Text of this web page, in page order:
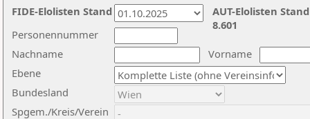
Nachname
Vorname
Ebene
Personennummer
Bundesland
Spgem./Kreis/Verein
AUT-Elolisten
8.601
FIDE-Elolisten Stand